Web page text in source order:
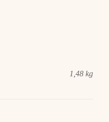
1,48 kg